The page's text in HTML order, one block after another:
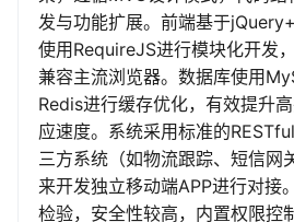
发与功能扩展。前端基于
使用RequireJS进行模块化开发
兼容主流浏览器。数据库使用
Redis进行缓存优化，有效提升
应速度。系统采用标准的
三方系统（如物流跟踪、短信网
来开发独立移动端APP进行对接
检验，安全性较高，内置权限控